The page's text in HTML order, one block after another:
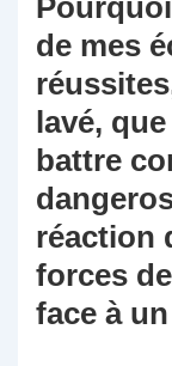
de mes
lavé,
battre
réaction
forces
face à